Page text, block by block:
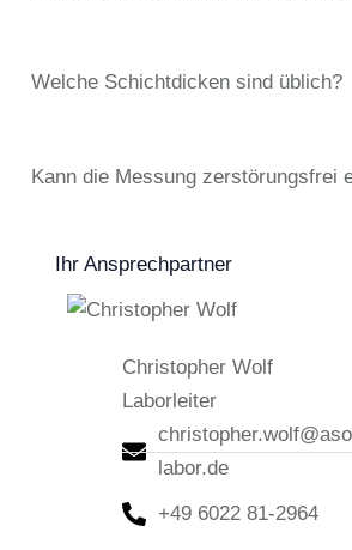
Welche Schichtdicken sind üblich?
Kann die Messung zerstörungsfrei
Ihr Ansprechpartner
Christopher Wolf
Laborleiter
labor.de
+49 6022 81-2964